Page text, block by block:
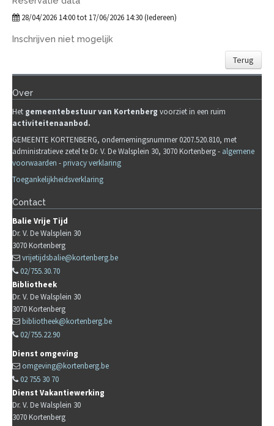
28/04/2026 14:00 tot 17/06/2026 14:30 (Iedereen)
Inschrijven niet mogelijk
Terug
Over
Het gemeentebestuur van Kortenberg voorziet in een ruim
activiteitenaanbod.
GEMEENTE KORTENBERG, ondernemingsnummer 0207.520.810, met
administratieve zetel te Dr. V. De Walsplein 30, 3070 Kortenberg - algemene
voorwaarden -privacy verklaring
Toegankelijkheidsverklaring
Contact
Balie Vrije Tijd
Dr. V. De Walsplein 30
3070Kortenberg
vrijetijdsbalie@kortenberg.be
02/755.30.70
Bibliotheek
Dr. V. De Walsplein 30
3070Kortenberg
bibliotheek@kortenberg.be
02/755.22.90
Dienst omgeving
omgeving@kortenberg.be
02 755 30 70
Dienst Vakantiewerking
Dr. V. De Walsplein 30
3070Kortenberg